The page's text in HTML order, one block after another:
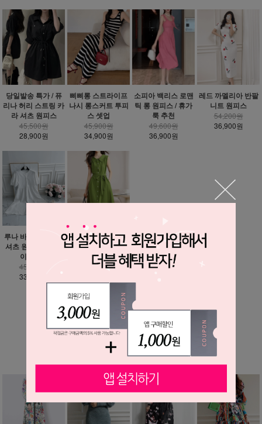
당일발송 특가 / 퓨
리나 허리 스트링 카
라 셔츠 원피스
45,500원
28,900원
삐삐롱 스트라이프
나시 롱스커트 투피
스 셋업
45,900원
34,900원
소피아 백리스 로맨
틱 롱 원피스 / 휴가
룩 추천
49,600원
36,900원
레드 까멜리아 반팔
니트 원피스
54,200원
36,900원
루나 바스락 루즈핏
셔츠 원피스 - 빅사
이즈까지
45,600원
33,900원
올리브 그린 셔츠 원
피스
45,900원
35,900원
MORE ▼
베스트 상품